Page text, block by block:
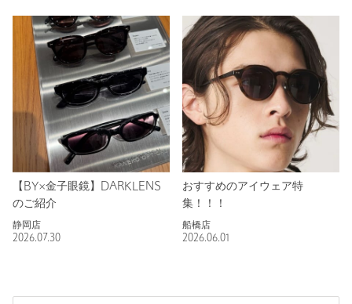
【BY×金子眼鏡】DARKLENS
のご紹介
静岡店
2026.07.30
おすすめのアイウェア特
集！！！
船橋店
2026.06.01